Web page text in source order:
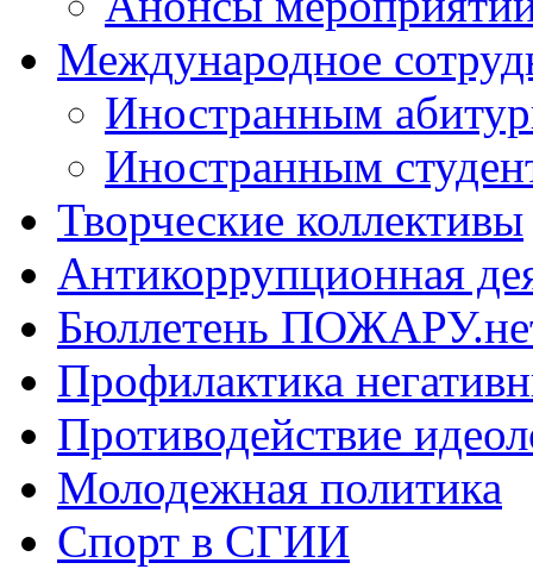
Международное
Иностранным
Иностранным
Творческие коллективы
Антикоррупционная
Бюллетень
Профилактика
Противодействие
Молодежная политика
Спорт в СГИИ